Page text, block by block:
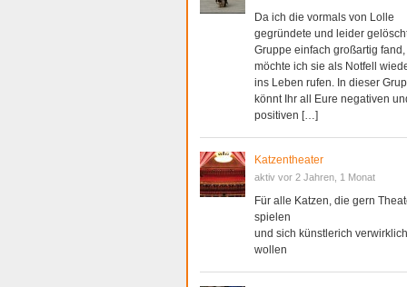
Da ich die vormals von Lolle
gegründete und leider
Gruppe einfach großartig fand,
möchte ich sie als Notfell
ins Leben rufen. In dieser
könnt Ihr all Eure negativen
positiven […]
Katzentheater
aktiv vor 2 Jahren, 1 Monat
Für alle Katzen, die gern
spielen
und sich künstlerich
wollen